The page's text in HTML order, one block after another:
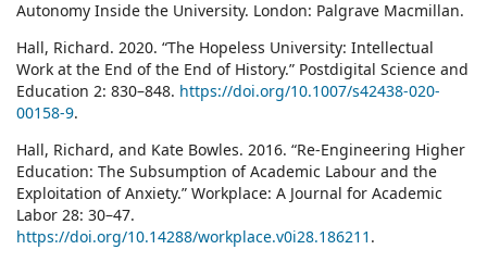
Autonomy Inside the University. London: Palgrave Macmillan.
Hall, Richard. 2020. “The Hopeless University: Intellectual
Work at the End of the End of History.” Postdigital Science and
Education 2: 830–848. https://doi.org/10.1007/s42438-020-
00158-9.
Hall, Richard, and Kate Bowles. 2016. “Re-Engineering Higher
Education: The Subsumption of Academic Labour and the
Exploitation of Anxiety.” Workplace: A Journal for Academic
Labor 28: 30–47.
https://doi.org/10.14288/workplace.v0i28.186211 .